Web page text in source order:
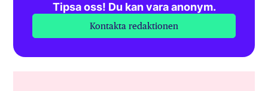
Tipsa oss! Du kan vara anonym.
Kontakta redaktionen